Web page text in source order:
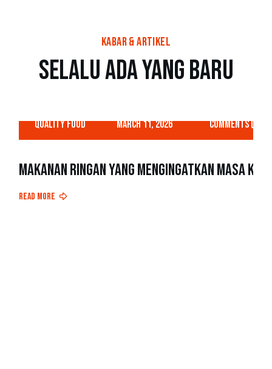
Kabar & Artikel
Selalu Ada yang Baru
Quality Food March 11, 2026 Comments (0)
Makanan Ringan yang Mengingatkan Masa
Read More